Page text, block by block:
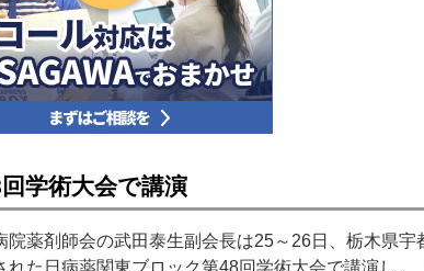
学術大会で講演
薬剤師会の武田泰生副会長は25～26日、栃木県宇
れた日病薬関東ブロック第48回学術大会で講演し、